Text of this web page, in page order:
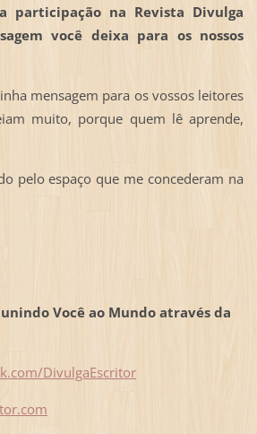
participação na Revista Divulga
você deixa para os nossos
mensagem para os vossos leitores
muito, porque quem lê aprende,
pelo espaço que me concederam na
Você ao Mundo através da
DivulgaEscritor